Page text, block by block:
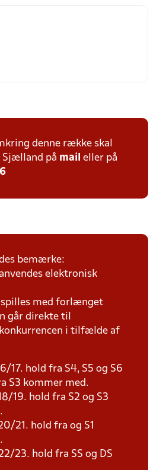
denne række skal
Sjælland på mail eller på
bemærke:
elektronisk
spilles med forlænget
går direkte til
i tilfælde af
17. hold fra S4, S5 og S6
S3 kommer med.
19. hold fra S2 og S3
21. hold fra og S1
23. hold fra SS og DS